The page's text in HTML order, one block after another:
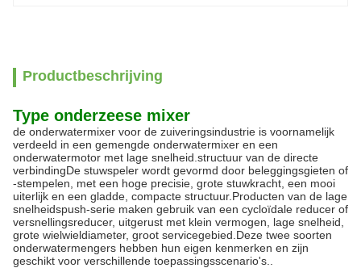
Productbeschrijving
Type onderzeese mixer
de onderwatermixer voor de zuiveringsindustrie is voornamelijk
verdeeld in een gemengde onderwatermixer en een
onderwatermotor met lage snelheid.structuur van de directe
verbindingDe stuwspeler wordt gevormd door beleggingsgieten of
-stempelen, met een hoge precisie, grote stuwkracht, een mooi
uiterlijk en een gladde, compacte structuur.Producten van de lage
snelheidspush-serie maken gebruik van een cycloïdale reducer of
versnellingsreducer, uitgerust met klein vermogen, lage snelheid,
grote wielwieldiameter, groot servicegebied.Deze twee soorten
onderwatermengers hebben hun eigen kenmerken en zijn
geschikt voor verschillende toepassingsscenario's..